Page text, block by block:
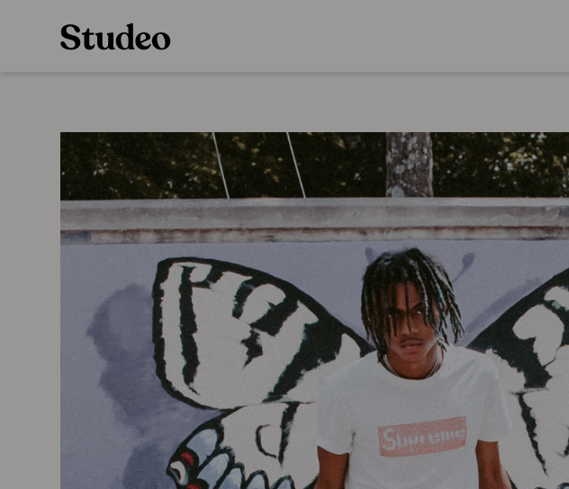
Preppaaja
Opettaja
Opiskelija
Huoltaja
Kokeilutarjous
Ainstain
Alakoulu
Oppiainesarjat
Oppimateriaalit
Alakoulun lisenssit
Hinnasto
Käyttöönotto
Tilaa
Yläkoulu
Oppiainesarjat
Oppimateriaalit
Lukio
LOPS
GLP 2021
Hinnasto
Lukion
Tilaa